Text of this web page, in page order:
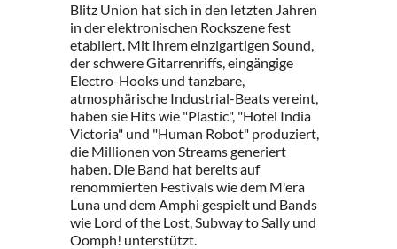
Blitz Union hat sich in den letzten Jahren
in der elektronischen Rockszene fest
etabliert. Mit ihrem einzigartigen Sound,
der schwere Gitarrenriffs, eingängige
Electro-Hooks und tanzbare,
atmosphärische Industrial-Beats vereint,
haben sie Hits wie "Plastic", "Hotel India
Victoria" und "Human Robot" produziert,
die Millionen von Streams generiert
haben. Die Band hat bereits auf
renommierten Festivals wie dem M'era
Luna und dem Amphi gespielt und Bands
wie Lord of the Lost, Subway to Sally und
Oomph! unterstützt.